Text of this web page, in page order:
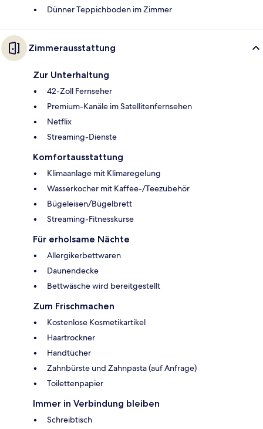
Dünner Teppichboden im Zimmer
Zimmerausstattung
Zur Unterhaltung
42-Zoll Fernseher
Premium-Kanäle im Satellitenfernsehen
Netflix
Streaming-Dienste
Komfortausstattung
Klimaanlage mit Klimaregelung
Wasserkocher mit Kaffee-/Teezubehör
Bügeleisen/Bügelbrett
Streaming-Fitnesskurse
Für erholsame Nächte
Allergikerbettwaren
Daunendecke
Bettwäsche wird bereitgestellt
Zum Frischmachen
Kostenlose Kosmetikartikel
Haartrockner
Handtücher
Zahnbürste und Zahnpasta (auf Anfrage)
Toilettenpapier
Immer in Verbindung bleiben
Schreibtisch